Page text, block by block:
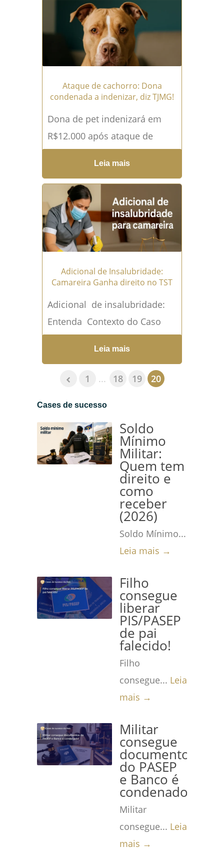
para...Leia mais →
Ataque de cachorro: Dona
condenada a indenizar, diz TJMG!
Dona de pet indenizará em
R$12.000 após ataque de
cachorro! Ementa "APELAÇÃO
CÍVEL. ATAQUE DE CÃO.
INDENIZAÇÃO. DANO MORAL
CONFIGURADO. QUANTUM
FIXADO....Leia mais →
Leia mais
Adicional de Insalubridade:
Camareira Ganha direito no TST
Adicional de insalubridade:
Entenda Contexto do Caso
Ementa "AGRAVO. AGRAVO DE
INSTRUMENTO EM RECURSO
DE REVISTA. ACÓRDÃO
PUBLICADO NA VIGÊNCIA DA
LEI...Leia mais →
Leia mais
1 ... 18 19 20
Cases de sucesso
Soldo
Mínimo
Militar:
Quem tem
direito e
como
receber
(2026)
Soldo Mínimo...
Leia mais →
Filho
consegue
liberar
PIS/PASEP
de pai
falecido!
Filho
consegue... Leia
mais →
Militar
consegue
documentos
do PASEP
e Banco é
condenado!
Militar
consegue... Leia
mais →